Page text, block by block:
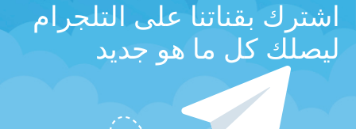
اشترك بقناتنا على التلجرام
ليصلك كل ما هو جديد